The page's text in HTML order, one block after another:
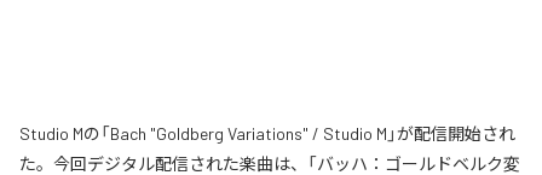
Studio Mの「Bach "Goldberg Variations" / Studio M」が配信開始され
た。今回デジタル配信された楽曲は、「バッハ：ゴールドベルク変